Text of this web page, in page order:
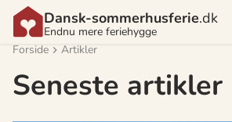
Dansk-sommerhusferie.dk
Endnu mere feriehygge
Forside
Artikler
Seneste artikler